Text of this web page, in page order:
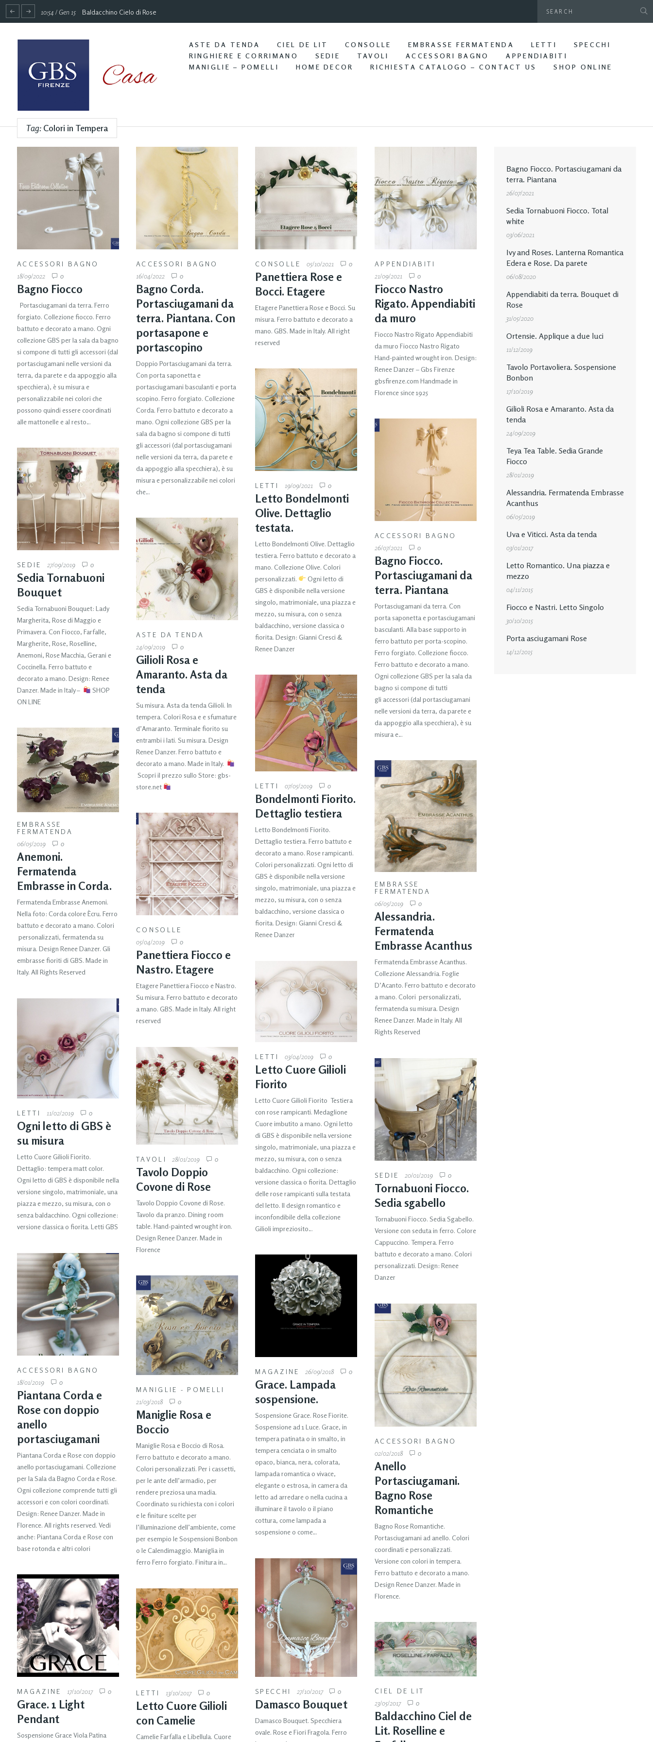
10:54 / Gen 15 Baldacchino Cielo di Rose
ASTE DA TENDA CIEL DE LIT CONSOLLE EMBRASSE FERMATENDA LETTI
SPECCHI
RINGHIERE E CORRIMANO
SEDIE TAVOLI ACCESSORI BAGNO
APPENDIABITI
MANIGLIE – POMELLI
HOME DECOR RICHIESTA CATALOGO – CONTACT US SHOP ONLINE
Tag: Colori in Tempera
ACCESSORI BAGNO
18/09/2022
0
Bagno Fiocco
Portasciugamani da terra. Ferro
forgiato. Collezione fiocco. Ferro
battuto e decorato a mano. Ogni
collezione GBS per la sala da bagno
si compone di tutti gli accessori (dal
portasciugamani nelle versioni da
terra, da parete e da appoggio alla
specchiera), è su misura e
personalizzabile nei colori che
possono quindi essere coordinati
alle mattonelle e al resto…
ACCESSORI BAGNO
16/04/2022
0
Bagno Corda.
Portasciugamani da
terra. Piantana. Con
portasapone e
portascopino
Doppio Portasciugamani da terra.
Con porta saponetta e
portasciugamani basculanti e porta
scopino. Ferro forgiato. Collezione
Corda. Ferro battuto e decorato a
mano. Ogni collezione GBS per la
sala da bagno si compone di tutti
gli accessori (dal portasciugamani
nelle versioni da terra, da parete e
da appoggio alla specchiera), è su
misura e personalizzabile nei colori
che…
CONSOLLE 05/10/2021 0
Panettiera Rose e
Bocci. Etagere
Etagere Panettiera Rose e Bocci. Su
misura. Ferro battuto e decorato a
mano. GBS. Made in Italy. All right
reserved
APPENDIABITI
21/09/2021
0
Fiocco Nastro
Rigato. Appendiabiti
da muro
Fiocco Nastro Rigato Appendiabiti
da muro Fiocco Nastro Rigato
Hand-painted wrought iron. Design:
Renee Danzer – Gbs Firenze
gbsfirenze.com Handmade in
Florence since 1925
LETTI 19/09/2021 0
Letto Bondelmonti
Olive. Dettaglio
testata.
Letto Bondelmonti Olive. Dettaglio
testiera. Ferro battuto e decorato a
mano. Collezione Olive. Colori
personalizzati.
Ogni letto di
GBS è disponibile nella versione
singolo, matrimoniale, una piazza e
mezzo, su misura, con o senza
baldacchino, versione classica o
fiorita. Design: Gianni Cresci &
Renee Danzer
ACCESSORI BAGNO
26/07/2021
0
Bagno Fiocco.
Portasciugamani da
terra. Piantana
Portasciugamani da terra. Con
porta saponetta e portasciugamani
basculanti. Alla base supporto in
ferro battuto per porta-scopino.
Ferro forgiato. Collezione fiocco.
Ferro battuto e decorato a mano.
Ogni collezione GBS per la sala da
bagno si compone di tutti
gli accessori (dal portasciugamani
nelle versioni da terra, da parete e
da appoggio alla specchiera), è su
misura e…
SEDIE 27/09/2019 0
Sedia Tornabuoni
Bouquet
Sedia Tornabuoni Bouquet: Lady
Margherita, Rose di Maggio e
Primavera. Con Fiocco, Farfalle,
Margherite, Rose, Roselline,
Anemoni, Rose Macchia, Gerani e
Coccinella. Ferro battuto e
decorato a mano. Design: Renee
Danzer. Made in Italy –
SHOP
ON LINE
ASTE DA TENDA
24/09/2019
0
Gilioli Rosa e
Amaranto. Asta da
tenda
Su misura. Asta da tenda Gilioli. In
tempera. Colori Rosa e e sfumature
d’Amaranto. Terminale fiorito su
entrambi i lati. Su misura. Design
Renee Danzer. Ferro battuto e
decorato a mano. Made in Italy.
Scopri il prezzo sullo Store: gbs-
store.net
LETTI 07/05/2019 0
Bondelmonti Fiorito.
Dettaglio testiera
Letto Bondelmonti Fiorito.
Dettaglio testiera. Ferro battuto e
decorato a mano. Rose rampicanti.
Colori personalizzati. Ogni letto di
GBS è disponibile nella versione
singolo, matrimoniale, una piazza e
mezzo, su misura, con o senza
baldacchino, versione classica o
fiorita. Design: Gianni Cresci &
Renee Danzer
EMBRASSE
FERMATENDA
06/05/2019
0
Anemoni.
Fermatenda
Embrasse in Corda.
Fermatenda Embrasse Anemoni.
Nella foto: Corda colore Ècru. Ferro
battuto e decorato a mano. Colori
personalizzati, fermatenda su
misura. Design Renee Danzer. Gli
embrasse fioriti di GBS. Made in
Italy. All Rights Reserved
EMBRASSE
FERMATENDA
06/05/2019
0
Alessandria.
Fermatenda
Embrasse Acanthus
Fermatenda Embrasse Acanthus.
Collezione Alessandria. Foglie
D’Acanto. Ferro battuto e decorato
a mano. Colori personalizzati,
fermatenda su misura. Design
Renee Danzer. Made in Italy. All
Rights Reserved
CONSOLLE
05/04/2019
0
Panettiera Fiocco e
Nastro. Etagere
Etagere Panettiera Fiocco e Nastro.
Su misura. Ferro battuto e decorato
a mano. GBS. Made in Italy. All right
reserved
LETTI 03/04/2019 0
Letto Cuore Gilioli
Fiorito
Letto Cuore Gilioli Fiorito Testiera
con rose rampicanti. Medaglione
Cuore imbutito a mano. Ogni letto
di GBS è disponibile nella versione
singolo, matrimoniale, una piazza e
mezzo, su misura, con o senza
baldacchino. Ogni collezione:
versione classica o fiorita. Dettaglio
delle rose rampicanti sulla testata
del letto. Il design romantico e
inconfondibile della collezione
Gilioli impreziosito…
LETTI 11/02/2019 0
Ogni letto di GBS è
su misura
Letto Cuore Gilioli Fiorito.
Dettaglio: tempera matt color.
Ogni letto di GBS è disponibile nella
versione singolo, matrimoniale, una
piazza e mezzo, su misura, con o
senza baldacchino. Ogni collezione:
versione classica o fiorita. Letti GBS
TAVOLI 28/01/2019 0
Tavolo Doppio
Covone di Rose
Tavolo Doppio Covone di Rose.
Tavolo da pranzo. Dining room
table. Hand-painted wrought iron.
Design Renee Danzer. Made in
Florence
SEDIE 20/01/2019 0
Tornabuoni Fiocco.
Sedia sgabello
Tornabuoni Fiocco. Sedia Sgabello.
Versione con seduta in ferro. Colore
Cappuccino. Tempera. Ferro
battuto e decorato a mano. Colori
personalizzati. Design: Renee
Danzer
ACCESSORI BAGNO
18/01/2019
0
Piantana Corda e
Rose con doppio
anello
portasciugamani
Piantana Corda e Rose con doppio
anello portasciugamani. Collezione
per la Sala da Bagno Corda e Rose.
Ogni collezione comprende tutti gli
accessori e con colori coordinati.
Design: Renee Danzer. Made in
Florence. All rights reserved. Vedi
anche: Piantana Corda e Rose con
base rotonda e altri colori
MAGAZINE 26/09/2018 0
Grace. Lampada
sospensione.
Sospensione Grace. Rose Fiorite.
Sospensione ad 1 Luce. Grace, in
tempera patinata o in smalto, in
tempera cenciata o in smalto
opaco, bianca, nera, colorata,
lampada romantica o vivace,
elegante o estrosa, in camera da
letto ad arredare o nella cucina a
illuminare il tavolo o il piano
cottura, come lampada a
sospensione o come…
MANIGLIE - POMELLI
21/03/2018
0
Maniglie Rosa e
Boccio
Maniglie Rosa e Boccio di Rosa.
Ferro battuto e decorato a mano.
Colori personalizzati. Per i cassetti,
per le ante dell’armadio, per
rendere preziosa una madia.
Coordinato su richiesta con i colori
e le finiture scelte per
l’illuminazione dell’ambiente, come
per esempio le Sospensioni Bonbon
o le Calendimaggio. Maniglia in
ferro Ferro forgiato. Finitura in…
ACCESSORI BAGNO
02/02/2018
0
Anello
Portasciugamani.
Bagno Rose
Romantiche
Bagno Rose Romantiche.
Portasciugamani ad anello. Colori
coordinati e personalizzati.
Versione con colori in tempera.
Ferro battuto e decorato a mano.
Design Renee Danzer. Made in
Florence.
SPECCHI 27/10/2017 0
Damasco Bouquet
Damasco Bouquet. Specchiera
ovale. Rose e Fiori Fragola. Ferro
MAGAZINE 17/10/2017 0
Grace. 1 Light
Pendant
Sospensione Grace Viola Patina
LETTI 13/10/2017 0
Letto Cuore Gilioli
con Camelie
Camelie Farfalla e Libellula. Cuore
CIEL DE LIT
23/05/2017
0
Baldacchino Ciel de
Lit. Roselline e
Bagno Fiocco. Portasciugamani da
terra. Piantana
26/07/2021
Sedia Tornabuoni Fiocco. Total
white
03/06/2021
Ivy and Roses. Lanterna Romantica
Edera e Rose. Da parete
06/08/2020
Appendiabiti da terra. Bouquet di
Rose
31/05/2020
Ortensie. Applique a due luci
11/12/2019
Tavolo Portavoliera. Sospensione
Bonbon
17/10/2019
Gilioli Rosa e Amaranto. Asta da
tenda
24/09/2019
Teya Tea Table. Sedia Grande
Fiocco
28/01/2019
Alessandria. Fermatenda Embrasse
Acanthus
06/05/2019
Uva e Viticci. Asta da tenda
03/01/2017
Letto Romantico. Una piazza e
mezzo
04/11/2015
Fiocco e Nastri. Letto Singolo
30/10/2015
Porta asciugamani Rose
14/12/2015